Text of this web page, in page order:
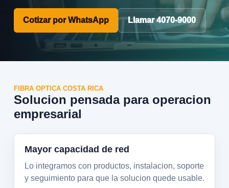
Cotizar por WhatsApp Llamar4070-9000
FIBRA OPTICA COSTA RICA
Solucion pensada para operacion
empresarial
Mayor capacidad de red
Lo integramos con productos, instalacion, soporte
y seguimiento para que la solucion quede usable.